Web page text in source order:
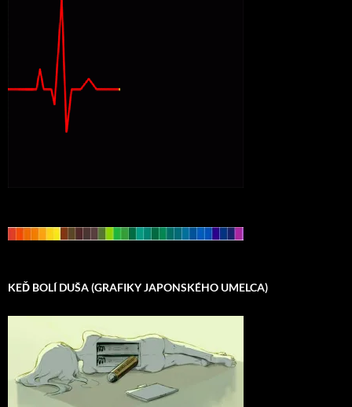
KEĎ BOLÍ DUŠA (GRAFIKY JAPONSKÉHO UMELCA)